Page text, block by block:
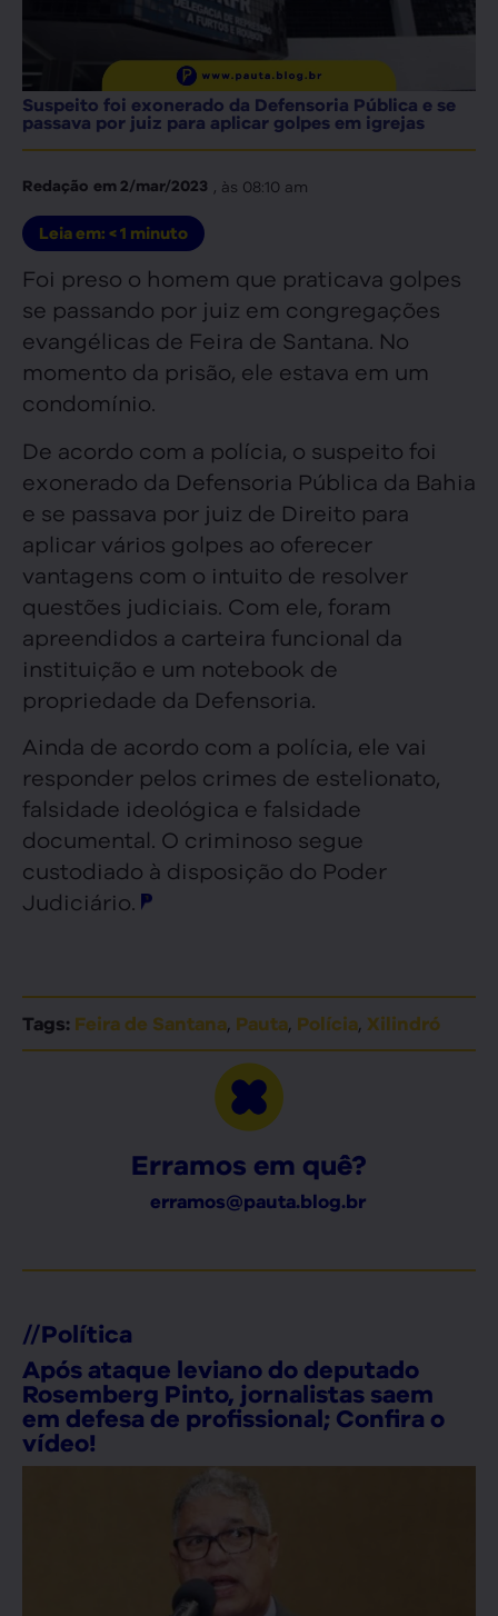
Suspeito foi exonerado da Defensoria Pública e se
passava por juiz para aplicar golpes em igrejas
Redação em2/mar/2023 , às 08:10 am
Leia em: < 1 minuto
Foi preso o homem que praticava golpes
se passando por juiz em congregações
evangélicas de Feira de Santana. No
momento da prisão, ele estava em um
condomínio.
De acordo com a polícia, o suspeito foi
exonerado da Defensoria Pública da Bahia
e se passava por juiz de Direito para
aplicar vários golpes ao oferecer
vantagens com o intuito de resolver
questões judiciais. Com ele, foram
apreendidos a carteira funcional da
instituição e um notebook de
propriedade da Defensoria.
Ainda de acordo com a polícia, ele vai
responder pelos crimes de estelionato,
falsidade ideológica e falsidade
documental. O criminoso segue
custodiado à disposição do Poder
Judiciário.
Tags: Feira de Santana, Pauta, Polícia, Xilindró
Erramos em quê?
erramos@pauta.blog.br
//Política
Após ataque leviano do deputado
Rosemberg Pinto, jornalistas saem
em defesa de profissional; Confira o
vídeo!